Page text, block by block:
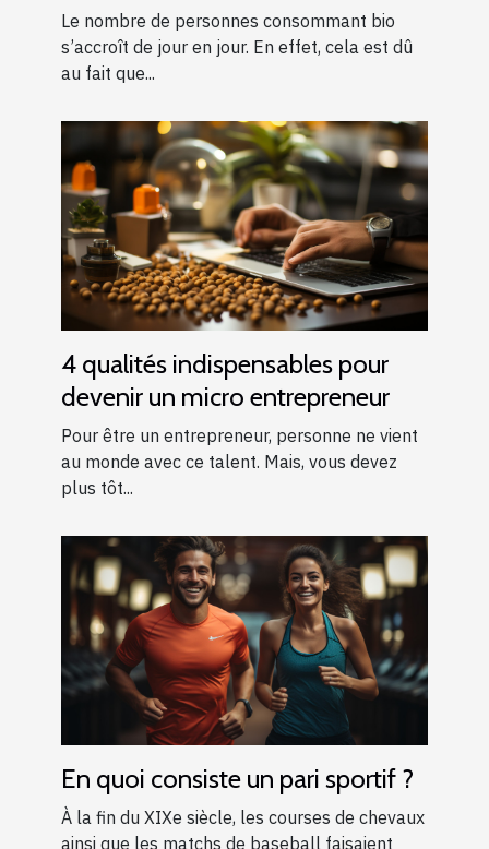
Le nombre de personnes consommant bio
s’accroît de jour en jour. En effet, cela est dû
au fait que...
4 qualités indispensables pour
devenir un micro entrepreneur
Pour être un entrepreneur, personne ne vient
au monde avec ce talent. Mais, vous devez
plus tôt...
En quoi consiste un pari sportif ?
À la fin du XIXe siècle, les courses de chevaux
ainsi que les matchs de baseball faisaient